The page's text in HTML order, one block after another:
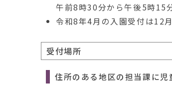
午前8時30分から午後5時
令和8年4月の入園受付は12月
受付場所
住所のある地区の担当課に児